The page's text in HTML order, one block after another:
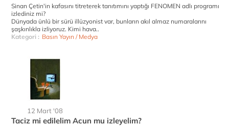
Sinan Çetin'in kafasını titreterek tanıtımını yaptığı FENOMEN adlı programı
izlediniz mi?
Dünyada ünlü bir sürü illüzyonist var, bunların akıl almaz numaralarını
şaşkınlıkla izliyoruz. Kimi hava..
Kategori : Basın Yayın / Medya
12 Mart '08
Taciz mi edilelim Acun mu izleyelim?